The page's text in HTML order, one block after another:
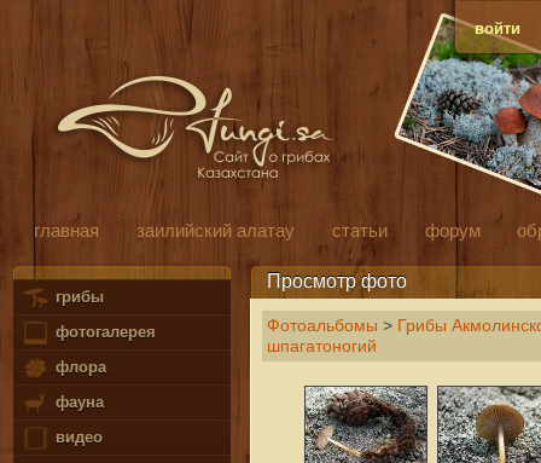
войти
главная заилийский алатау статьи форум
грибы
фотогалерея
флора
фауна
видео
Просмотр фото
Фотоальбомы > Грибы
шпагатоногий